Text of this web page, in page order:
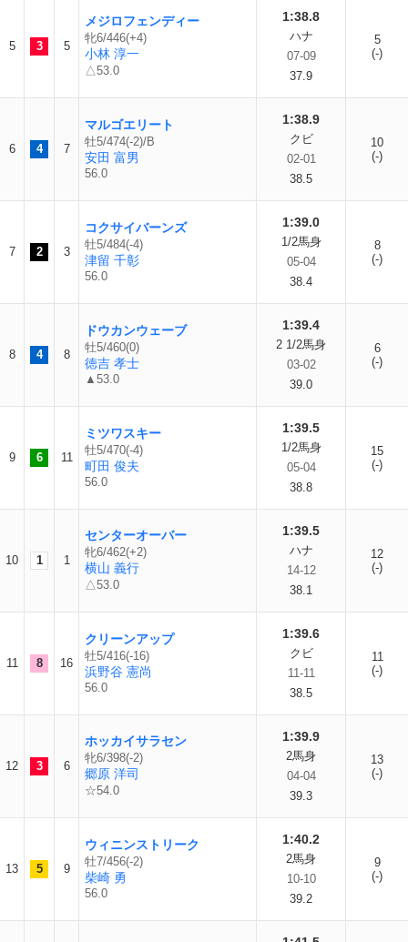
5 3 5
メジロフェンディー
牝6/446(+4)
小林 淳一
△53.0
1:38.8
ハナ
07-09
37.9
5
(-)
6 4 7
マルゴエリート
牡5/474(-2)/B
安田 富男
56.0
1:38.9
クビ
02-01
38.5
10
(-)
7 2 3
コクサイバーンズ
牡5/484(-4)
津留 千彰
56.0
1:39.0
1/2馬身
05-04
38.4
8
(-)
8 4 8
ドウカンウェーブ
牡5/460(0)
徳吉 孝士
▲53.0
1:39.4
2 1/2馬身
03-02
39.0
6
(-)
9 6 11
ミツワスキー
牡5/470(-4)
町田 俊夫
56.0
1:39.5
1/2馬身
05-04
38.8
15
(-)
10 1 1
センターオーバー
牝6/462(+2)
横山 義行
△53.0
1:39.5
ハナ
14-12
38.1
12
(-)
11 8 16
クリーンアップ
牡5/416(-16)
浜野谷 憲尚
56.0
1:39.6
クビ
11-11
38.5
11
(-)
12 3 6
ホッカイサラセン
牝6/398(-2)
郷原 洋司
☆54.0
1:39.9
2馬身
04-04
39.3
13
(-)
13 5 9
ウィニンストリーク
牡7/456(-2)
柴崎 勇
56.0
1:40.2
2馬身
10-10
39.2
9
(-)